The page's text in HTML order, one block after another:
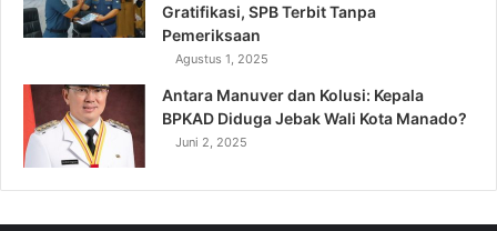
Gratifikasi, SPB Terbit Tanpa
Pemeriksaan
Agustus 1, 2025
Antara Manuver dan Kolusi: Kepala
BPKAD Diduga Jebak Wali Kota Manado?
Juni 2, 2025